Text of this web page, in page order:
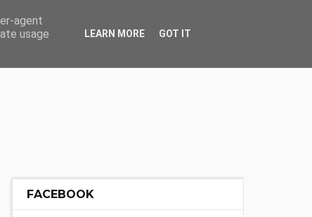
INNE
FACEBOOK
agent
usage
LEARN MORE GOT IT